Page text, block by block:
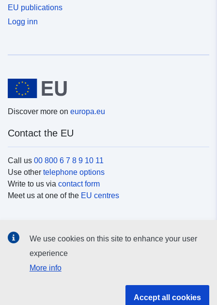
EU publications
Logg inn
Discover more on europa.eu
Contact the EU
Call us 00 800 6 7 8 9 10 11
Use other telephone options
Write to us via contact form
Meet us at one of the EU centres
Search for EUsocial media channels
We use cookies on this site to enhance your user
experience
More info
Accept all cookies